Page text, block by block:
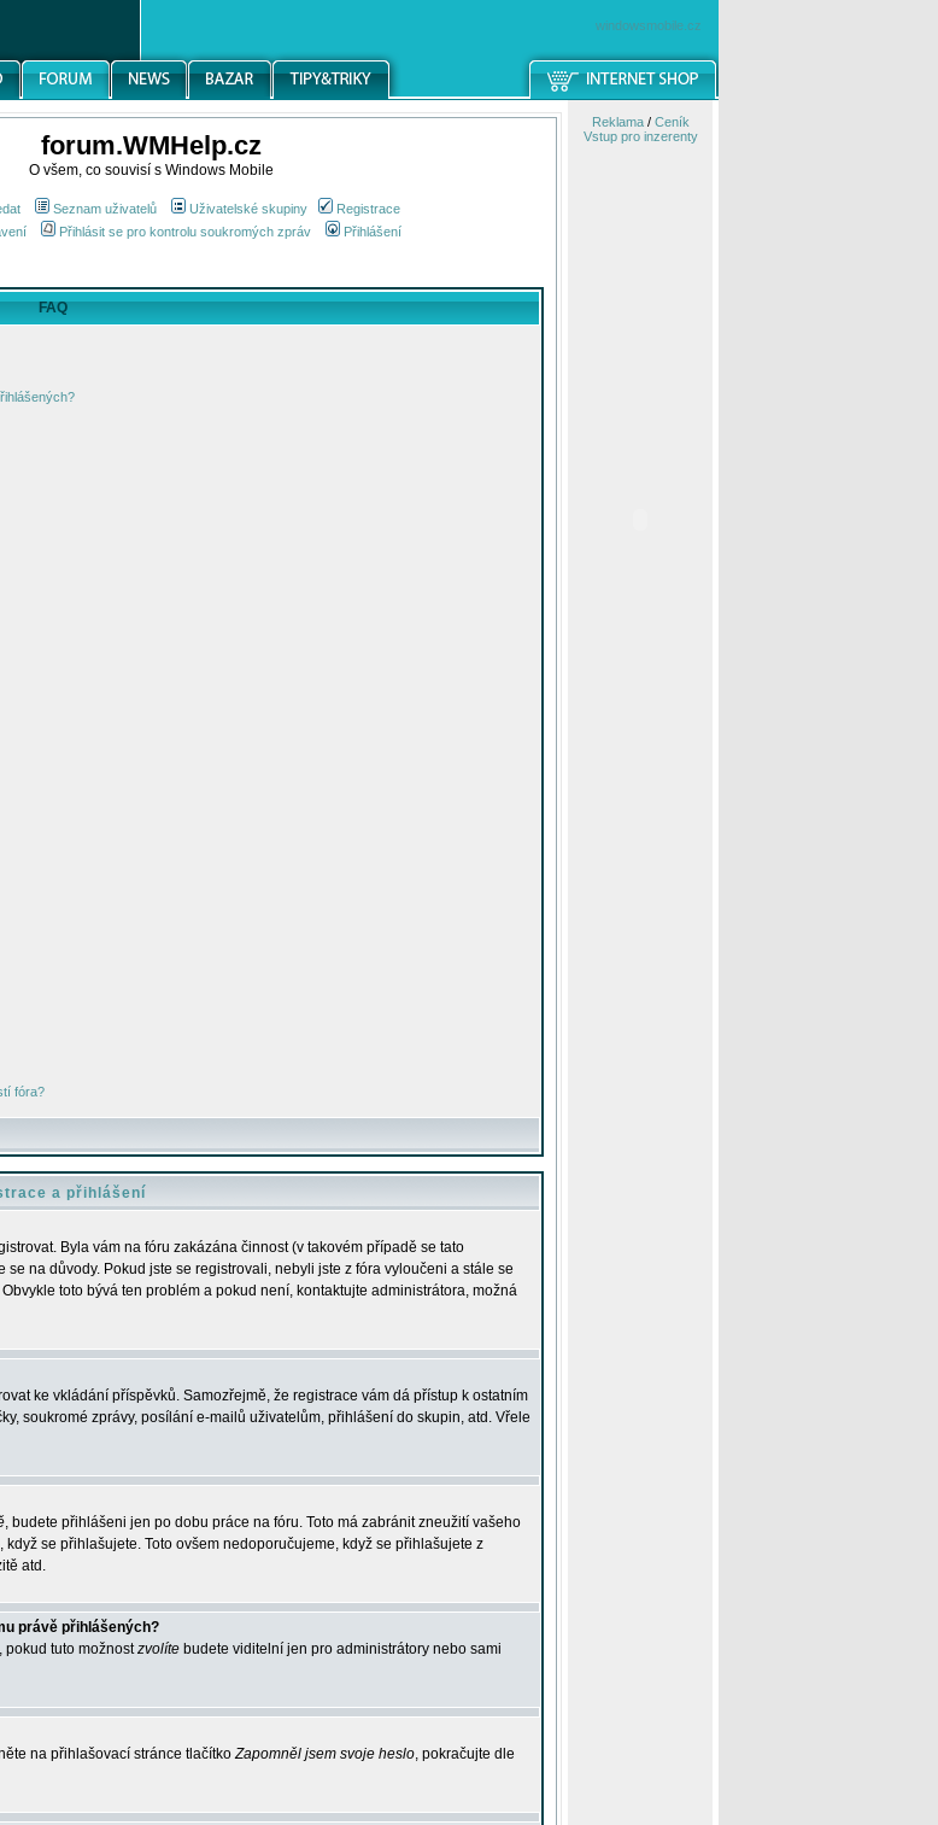
windowsmobile.cz
forum.WMHelp.cz
O všem, co souvisí s Windows Mobile
Seznam uživatelů Uživatelské skupiny
Registrace
Přihlásit se pro kontrolu soukromých zpráv Přihlášení
FAQ
fóra?
a přihlášení
Byla vám na fóru zakázána činnost (v takovém případě se tato
na důvody. Pokud jste se registrovali, nebyli jste z fóra vyloučeni a stále se
toto bývá ten problém a pokud není, kontaktujte administrátora, možná
ke vkládání příspěvků. Samozřejmě, že registrace vám dá přístup k ostatním
soukromé zprávy, posílání e-mailů uživatelům, přihlášení do skupin, atd. Vřele
, budete přihlášeni jen po dobu práce na fóru. Toto má zabránit zneužití vašeho
se přihlašujete. Toto ovšem nedoporučujeme, když se přihlašujete z
atd.
právě přihlášených?
, pokud tuto možnostzvolíte budete viditelní jen pro administrátory nebo sami
na přihlašovací stránce tlačítkoZapomněl jsem svoje heslo, pokračujte dle
Reklama/ Ceník
Vstup pro inzerenty